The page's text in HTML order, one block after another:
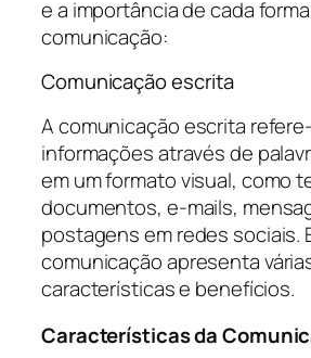
e a importância de cada
comunicação:
Comunicação escrita
A comunicação escrita
informações através de
em um formato visual, como
documentos, e-mails,
postagens em redes sociais.
comunicação apresenta
características e benefícios.
Características da